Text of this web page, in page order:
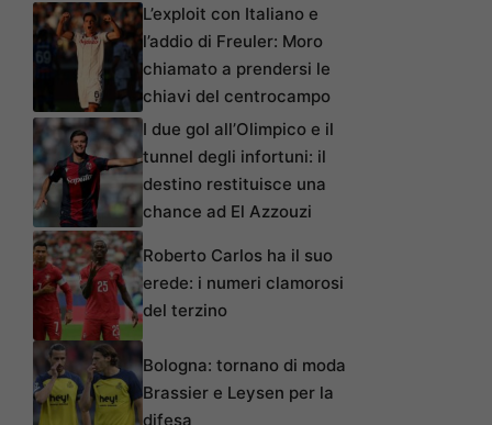
L’exploit con Italiano e
l’addio di Freuler: Moro
chiamato a prendersi le
chiavi del centrocampo
I due gol all’Olimpico e il
tunnel degli infortuni: il
destino restituisce una
chance ad El Azzouzi
Roberto Carlos ha il suo
erede: i numeri clamorosi
del terzino
Bologna: tornano di moda
Brassier e Leysen per la
difesa